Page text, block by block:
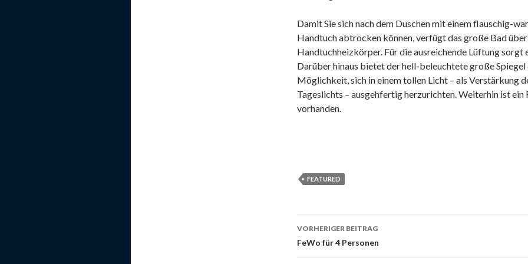
Damit Sie sich nach dem Duschen mit einem flauschig-
Handtuch abtrocken können, verfügt das große Bad über
Handtuchheizkörper. Für die ausreichende Lüftung sorgt
Darüber hinaus bietet der hell-beleuchtete große Spiegel
Möglichkeit, sich in einem tollen Licht – als Verstärkung
Tageslichts – ausgehfertig herzurichten. Weiterhin ist ein
vorhanden.
FEATURED
Beitragsnavigation
VORHERIGER BEITRAG
FeWo für 4 Personen